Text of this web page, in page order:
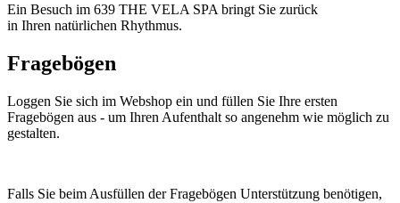
Ein Besuch im 639 THE VELA SPA bringt Sie zurück
in Ihren natürlichen Rhythmus.
Fragebögen
Loggen Sie sich im Webshop ein und füllen Sie Ihre ersten
Fragebögen aus - um Ihren Aufenthalt so angenehm wie möglich zu
gestalten.
Falls Sie beim Ausfüllen der Fragebögen Unterstützung benötigen,